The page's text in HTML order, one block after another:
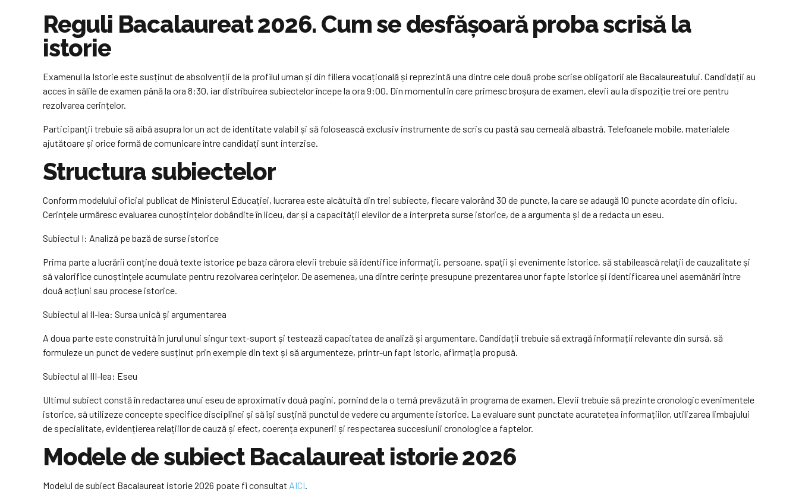
Reguli Bacalaureat 2026. Cum se desfășoară proba scrisă la
istorie
Examenul la Istorie este susținut de absolvenții de la profilul uman și din filiera vocațională și reprezintă una dintre cele două probe scrise obligatorii ale Bacalaureatului. Candidații au
acces în sălile de examen până la ora 8:30, iar distribuirea subiectelor începe la ora 9:00. Din momentul în care primesc broșura de examen, elevii au la dispoziție trei ore pentru
rezolvarea cerințelor.
Participanții trebuie să aibă asupra lor un act de identitate valabil și să folosească exclusiv instrumente de scris cu pastă sau cerneală albastră. Telefoanele mobile, materialele
ajutătoare și orice formă de comunicare între candidați sunt interzise.
Structura subiectelor
Conform modelului oficial publicat de Ministerul Educației, lucrarea este alcătuită din trei subiecte, fiecare valorând 30 de puncte, la care se adaugă 10 puncte acordate din oficiu.
Cerințele urmăresc evaluarea cunoștințelor dobândite în liceu, dar și a capacității elevilor de a interpreta surse istorice, de a argumenta și de a redacta un eseu.
Subiectul I: Analiză pe bază de surse istorice
Prima parte a lucrării conține două texte istorice pe baza cărora elevii trebuie să identifice informații, persoane, spații și evenimente istorice, să stabilească relații de cauzalitate și
să valorifice cunoștințele acumulate pentru rezolvarea cerințelor. De asemenea, una dintre cerințe presupune prezentarea unor fapte istorice și identificarea unei asemănări între
două acțiuni sau procese istorice.
Subiectul al II-lea: Sursa unică și argumentarea
A doua parte este construită în jurul unui singur text-suport și testează capacitatea de analiză și argumentare. Candidații trebuie să extragă informații relevante din sursă, să
formuleze un punct de vedere susținut prin exemple din text și să argumenteze, printr-un fapt istoric, afirmația propusă.
Subiectul al III-lea: Eseu
Ultimul subiect constă în redactarea unui eseu de aproximativ două pagini, pornind de la o temă prevăzută în programa de examen. Elevii trebuie să prezinte cronologic evenimentele
istorice, să utilizeze concepte specifice disciplinei și să își susțină punctul de vedere cu argumente istorice. La evaluare sunt punctate acuratețea informațiilor, utilizarea limbajului
de specialitate, evidențierea relațiilor de cauză și efect, coerența expunerii și respectarea succesiunii cronologice a faptelor.
Modele de subiect Bacalaureat istorie 2026
Modelul de subiect Bacalaureat istorie 2026 poate fi consultat AICI.